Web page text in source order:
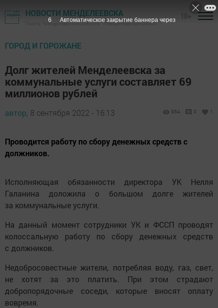
НОВОСТИ МЕНДЕЛЕЕВСКА
Газета "Менделеевские новости" - Менделеевский район
ГОРОД И ГОРОЖАНЕ
Долг жителей Менделеевска за
коммунальные услуги составляет 69
миллионов рублей
автор, 8 сентября 2022 - 16:13 954 0 1
Проводится работу по сбору денежных средств с
должников.
Исполняющая обязанности директора УК Нелля
Галанина доложила о большом долге жителей
за коммунальные услуги.
На данный момент сотрудники УК и ФССП проводят
колоссальную работу по сбору денежных средств
с должников.
Недобросовестные жители, потребляя воду, газ, свет,
не хотят за это платить. При этом страдают
добропорядочные соседи, которые вносят оплату
вовремя.
5 Автоматическое закрытие баннера через